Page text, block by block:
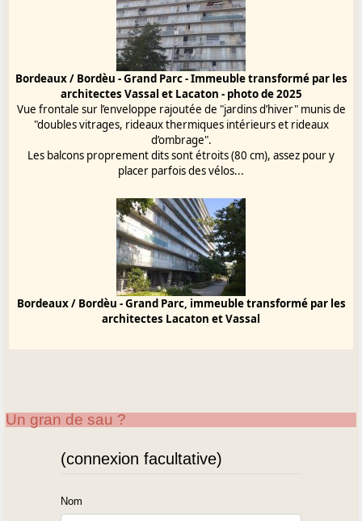
Bordeaux / Bordèu - Grand Parc - Immeuble transformé par les
architectes Vassal et Lacaton - photo de 2025
Vue frontale sur l’enveloppe rajoutée de "jardins d’hiver" munis de
"doubles vitrages, rideaux thermiques intérieurs et rideaux
d’ombrage".
Les balcons proprement dits sont étroits (80 cm), assez pour y
placer parfois des vélos...
Bordeaux / Bordèu - Grand Parc, immeuble transformé par les
architectes Lacaton et Vassal
Un gran de sau ?
(connexion facultative)
Nom